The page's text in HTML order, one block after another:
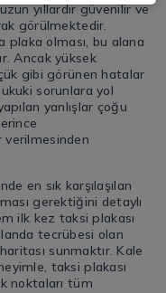
yıllardır güvenilir ve
görülmektedir.
plaka olması, bu alana
Ancak yüksek
gibi görünen hatalar
sorunlara yol
yanlışlar çoğu
verilmesinden
en sık karşılaşılan
gerektiğini detaylı
ilk kez taksi plakası
tecrübesi olan
sunmaktır. Kale
taksi plakası
noktaları tüm